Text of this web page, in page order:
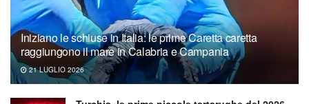
Iniziano le schiuse in Italia: le prime Caretta caretta
raggiungono il mare in Calabria e Campania
21 LUGLIO 2026